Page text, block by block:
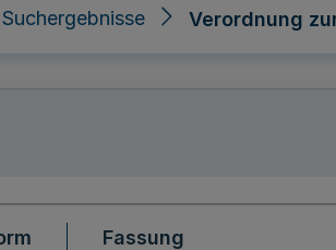
Suchergebnisse Verordnung
Fassung